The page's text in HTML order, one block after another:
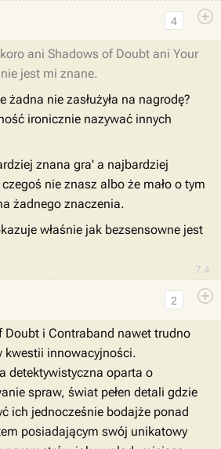
7.4
4
ani Shadows of Doubt ani Your
jest mi znane.
żadna nie zasłużyła na nagrodę?
ironicznie nazywać innych
znana gra' a najbardziej
nie znasz albo że mało o tym
żadnego znaczenia.
właśnie jak bezsensowne jest
2
Doubt i Contraband nawet trudno
kwestii innowacyjności.
detektywistyczna oparta o
spraw, świat pełen detali gdzie
ich jednocześnie bodajże ponad
posiadającym swój unikatowy